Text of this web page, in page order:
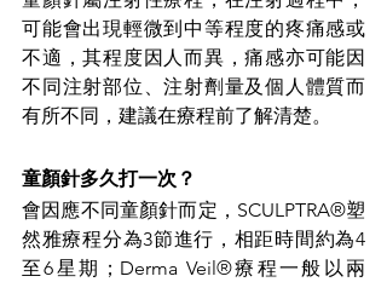
可能會出現輕微到中等程度的疼痛感或
不適，其程度因人而異，痛感亦可能因
不同注射部位、注射劑量及個人體質而
有所不同，建議在療程前了解清楚。
童顏針多久打一次？
會因應不同童顏針而定，SCULPTRA®塑
然雅療程分為3節進行，相距時間約為4
至6星期；Derma Veil®療程一般以兩